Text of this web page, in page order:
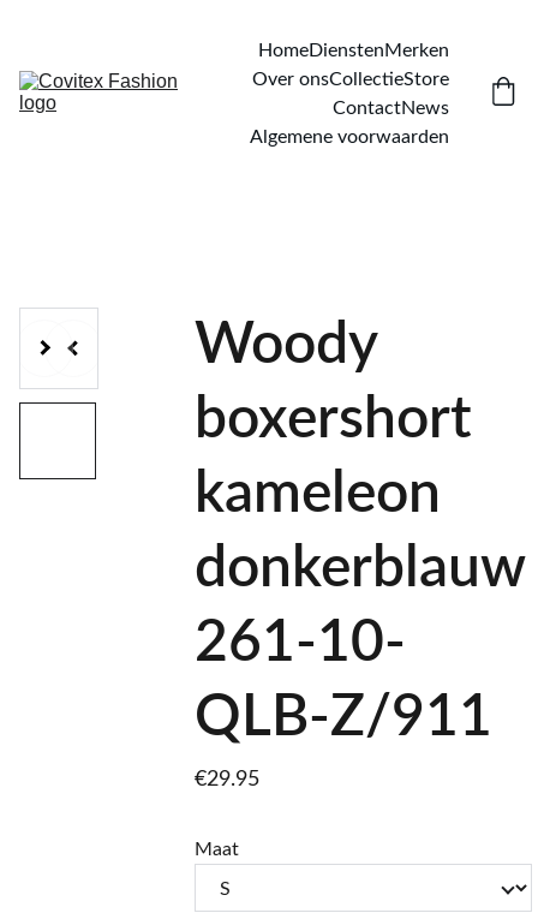
HomeDienstenMerken
Over onsCollectieStore
ContactNews
Algemene voorwaarden
Woody
boxershort
kameleon
donkerblauw
261-10-
QLB-Z/911
€29.95
Maat